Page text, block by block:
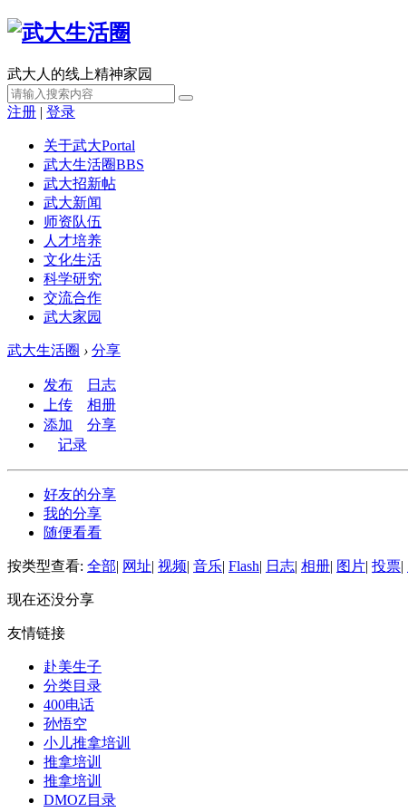
武大人的线上精神家园
注册 | 登录
关于武大Portal
武大生活圈BBS
武大招新帖
武大新闻
师资队伍
人才培养
文化生活
科学研究
交流合作
武大家园
武大生活圈 › 分享
发布
日志
上传
相册
添加
分享
记录
好友的分享
我的分享
随便看看
按类型查看: 全部| 网址| 视频| 音乐| Flash| 日志| 相册| 图片| 投票|
现在还没分享
友情链接
赴美生子
分类目录
400电话
孙悟空
小儿推拿培训
推拿培训
推拿培训
DMOZ目录